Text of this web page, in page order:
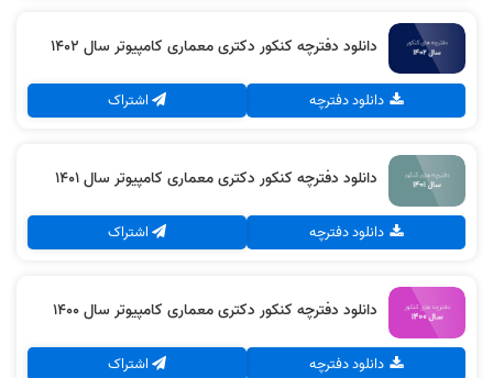
دانلود دفترچه کنکور دکتری معماری کامپیوتر سال 1402
دانلود دفترچه اشتراک
دانلود دفترچه کنکور دکتری معماری کامپیوتر سال 1401
دانلود دفترچه اشتراک
دانلود دفترچه کنکور دکتری معماری کامپیوتر سال 1400
دانلود دفترچه اشتراک